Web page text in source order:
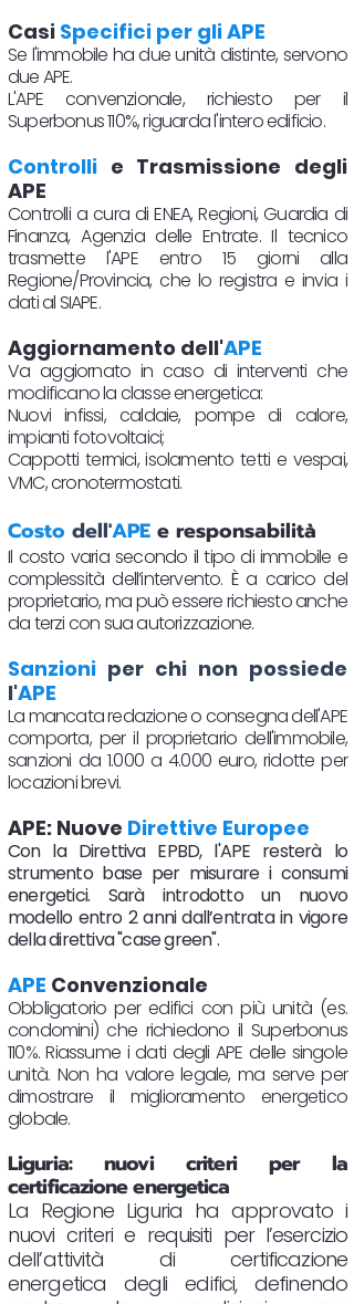
Casi Specifici per gli APE
Se l'immobile ha due unità distinte, servono
due APE.
L'APE convenzionale, richiesto per il
Superbonus 110%, riguarda l'intero edificio.
Controlli e Trasmissione degli
APE
Controlli a cura di ENEA, Regioni, Guardia di
Finanza, Agenzia delle Entrate. Il tecnico
trasmette l'APE entro 15 giorni alla
Regione/Provincia, che lo registra e invia i
dati al SIAPE.
Aggiornamento dell'APE
Va aggiornato in caso di interventi che
modificano la classe energetica:
Nuovi infissi, caldaie, pompe di calore,
impianti fotovoltaici;
Cappotti termici, isolamento tetti e vespai,
VMC, cronotermostati.​
Costo dell'APE e responsabilità
Il costo varia secondo il tipo di immobile e
complessità dell’intervento. È a carico del
proprietario, ma può essere richiesto anche
da terzi con sua autorizzazione.
Sanzioni per chi non possiede
l'APE
La mancata redazione o consegna dell'APE
comporta, per il proprietario dell'immobile,
sanzioni da 1.000 a 4.000 euro, ridotte per
locazioni brevi.
APE: Nuove Direttive Europee
Con la Direttiva EPBD, l'APE resterà lo
strumento base per misurare i consumi
energetici. Sarà introdotto un nuovo
modello entro 2 anni dall’entrata in vigore
della direttiva "case green".
APE Convenzionale
Obbligatorio per edifici con più unità (es.
condomini) che richiedono il Superbonus
110%. Riassume i dati degli APE delle singole
unità. Non ha valore legale, ma serve per
dimostrare il miglioramento energetico
globale.
Liguria: nuovi criteri per la
certificazione energetica
La Regione Liguria ha approvato i
nuovi criteri e requisiti per l’esercizio
dell’attività di certificazione
energetica degli edifici, definendo